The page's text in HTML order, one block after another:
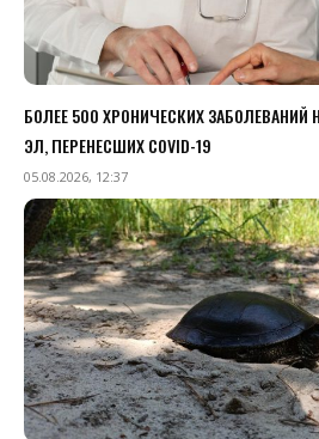
БОЛЕЕ 500 ХРОНИЧЕСКИХ
ЭЛ, ПЕРЕНЕСШИХ COVID-19
05.08.2026, 12:37